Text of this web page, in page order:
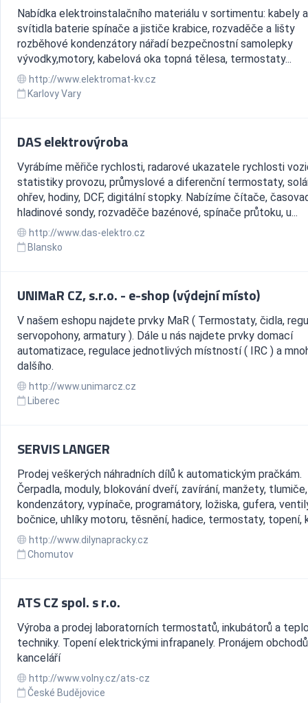
Nabídka elektroinstalačního materiálu v sortimentu: kabely
svítidla baterie spínače a jističe krabice, rozvaděče a lišty
rozběhové kondenzátory nářadí bezpečnostní samolepky
vývodky,motory, kabelová oka topná tělesa, termostaty...
http://www.elektromat-kv.cz
Karlovy Vary
DAS elektrovýroba
Vyrábíme měřiče rychlosti, radarové ukazatele rychlosti
statistiky provozu, průmyslové a diferenční termostaty,
ohřev, hodiny, DCF, digitální stopky. Nabízíme čítače,
hladinové sondy, rozvaděče bazénové, spínače průtoku, u...
http://www.das-elektro.cz
Blansko
UNIMaR CZ, s.r.o. - e-shop (výdejní místo)
V našem eshopu najdete prvky MaR ( Termostaty, čidla,
servopohony, armatury ). Dále u nás najdete prvky domací
automatizace, regulace jednotlivých místností ( IRC ) a
dalšího.
http://www.unimarcz.cz
Liberec
SERVIS LANGER
Prodej veškerých náhradních dílů k automatickým pračkám.
Čerpadla, moduly, blokování dveří, zavírání, manžety, tlumiče,
kondenzátory, vypínače, programátory, ložiska, gufera,
bočnice, uhlíky motoru, těsnění, hadice, termostaty, topení,
http://www.dilynapracky.cz
Chomutov
ATS CZ spol. s r.o.
Výroba a prodej laboratorních termostatů, inkubátorů a
techniky. Topení elektrickými infrapanely. Pronájem
kanceláří
http://www.volny.cz/ats-cz
České Budějovice